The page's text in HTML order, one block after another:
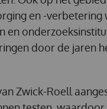
en -verbetering
en
door de jaren
Zwick-Roell